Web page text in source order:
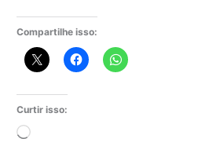
Compartilhe isso:
Curtir isso:
Carregando...